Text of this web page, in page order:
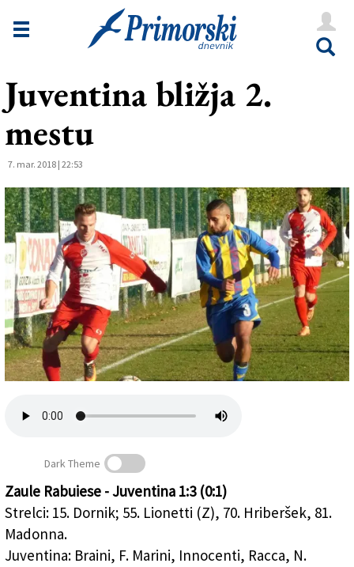
Novice
Goriška
Kultura
Še
Vreme
V Kioskih
Uredništvo
Oglasi
Založnik
Juventina bližja 2.
mestu
7. mar. 2018 | 22:53
Juventina bližja 2. mestu
Dark Theme
Zaule Rabuiese - Juventina 1:3 (0:1)
Strelci: 15. Dornik; 55. Lionetti (Z), 70. Hriberšek, 81.
Madonna.
Juventina: Braini, F. Marini, Innocenti, Racca, N.